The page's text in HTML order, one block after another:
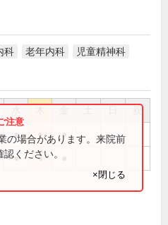
科 老年内科 児童精神科
祝
● ● ●
● ●
の場合があります。来院前
ください。
×閉じる